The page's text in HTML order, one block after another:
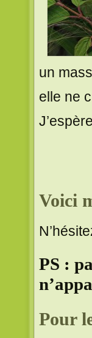
un
elle ne
Voici
PS :
Pour